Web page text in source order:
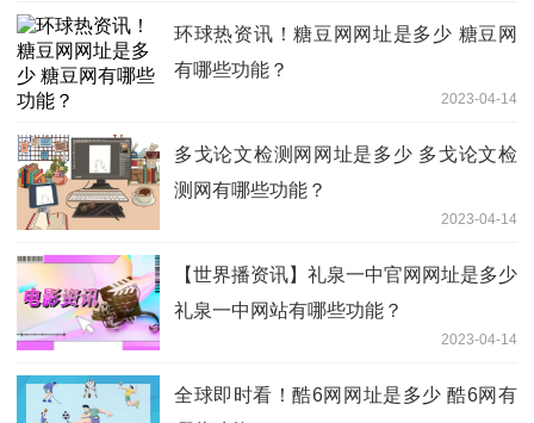
环球热资讯！糖豆网网址是多少 糖豆网
有哪些功能？
2023-04-14
多戈论文检测网网址是多少 多戈论文检
测网有哪些功能？
2023-04-14
【世界播资讯】礼泉一中官网网址是多少
礼泉一中网站有哪些功能？
2023-04-14
全球即时看！酷6网网址是多少 酷6网有